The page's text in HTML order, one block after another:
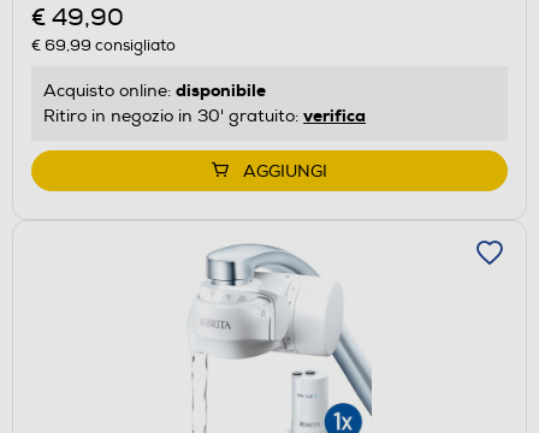
€ 49,90
€ 69,99 consigliato
Acquisto online: disponibile
Ritiro in negozio in 30' gratuito: verifica
AGGIUNGI